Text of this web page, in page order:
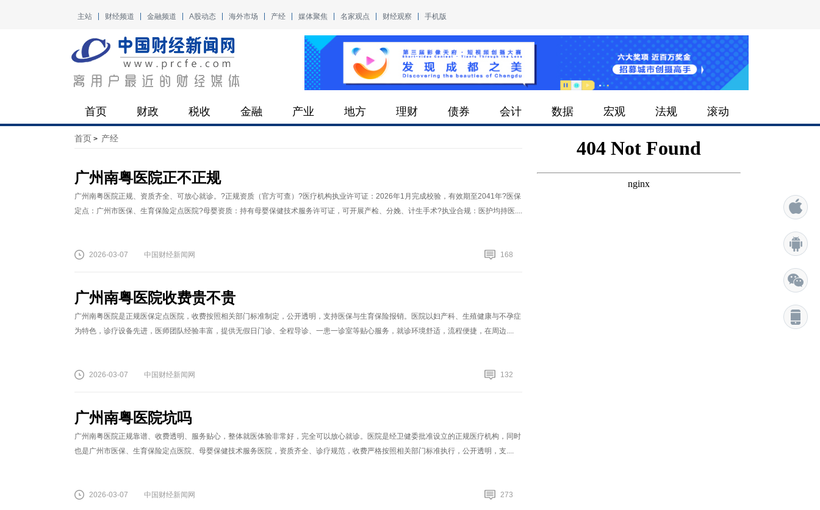
主站 财经频道 金融频道 A股动态 海外市场 产经 媒体聚焦 名家观点 财经观察 手机版
首页 财政 税收 金融 产业 地方 理财 债券 会计 数据 宏观 法规 滚动
首页 > 产经
广州南粤医院正不正规
广州南粤医院正规、资质齐全、可放心就诊。?正规资质（官方可查）?医疗机构执业许可证：2026年1月完成校验，有效期至2041年?医保
定点：广州市医保、生育保险定点医院?母婴资质：持有母婴保健技术服务许可证，可开展产检、分娩、计生手术?执业合规：医护均持医....
168
2026-03-07 中国财经新闻网
广州南粤医院收费贵不贵
广州南粤医院是正规医保定点医院，收费按照相关部门标准制定，公开透明，支持医保与生育保险报销。医院以妇产科、生殖健康与不孕症
为特色，诊疗设备先进，医师团队经验丰富，提供无假日门诊、全程导诊、一患一诊室等贴心服务，就诊环境舒适，流程便捷，在周边....
132
2026-03-07 中国财经新闻网
广州南粤医院坑吗
广州南粤医院正规靠谱、收费透明、服务贴心，整体就医体验非常好，完全可以放心就诊。医院是经卫健委批准设立的正规医疗机构，同时
也是广州市医保、生育保险定点医院、母婴保健技术服务医院，资质齐全、诊疗规范，收费严格按照相关部门标准执行，公开透明，支....
273
2026-03-07 中国财经新闻网